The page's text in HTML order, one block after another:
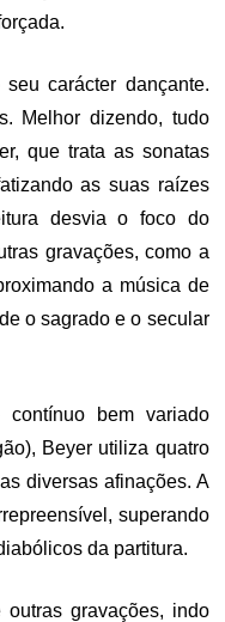
carácter dançante.
Melhor dizendo, tudo
que trata as sonatas
as suas raízes
desvia o foco do
gravações, como a
a música de
o sagrado e o secular
bem variado
Beyer utiliza quatro
diversas afinações. A
superando
da partitura.
gravações, indo